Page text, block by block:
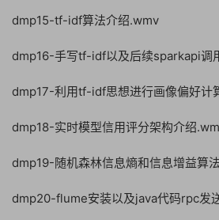
dmp15-tf-idf算法介绍.wmv
dmp16-手写tf-idf以及后续sparkapi调
dmp17-利用tf-idf思想进行画像偏好计
dmp18-实时模型信用评分架构介绍
dmp19-随机森林信息熵和信息增益算
dmp20-flume安装以及java代码rpc发